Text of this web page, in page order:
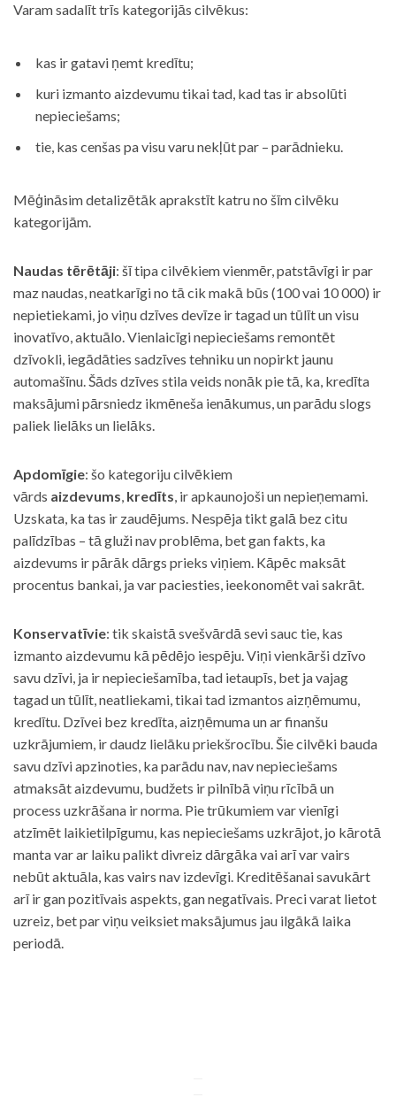
Varam sadalīt trīs kategorijās cilvēkus:
kas ir gatavi ņemt kredītu;
kuri izmanto aizdevumu tikai tad, kad tas ir absolūti
nepieciešams;
tie, kas cenšas pa visu varu nekļūt par – parādnieku.
Mēģināsim detalizētāk aprakstīt katru no šīm cilvēku
kategorijām.
Naudas tērētāji: šī tipa cilvēkiem vienmēr, patstāvīgi ir par
maz naudas, neatkarīgi no tā cik makā būs (100 vai 10 000) ir
nepietiekami, jo viņu dzīves devīze ir tagad un tūlīt un visu
inovatīvo, aktuālo. Vienlaicīgi nepieciešams remontēt
dzīvokli, iegādāties sadzīves tehniku un nopirkt jaunu
automašīnu. Šāds dzīves stila veids nonāk pie tā, ka, kredīta
maksājumi pārsniedz ikmēneša ienākumus, un parādu slogs
paliek lielāks un lielāks.
Apdomīgie: šo kategoriju cilvēkiem
vārds aizdevums, kredīts, ir apkaunojoši un nepieņemami.
Uzskata, ka tas ir zaudējums. Nespēja tikt galā bez citu
palīdzības – tā gluži nav problēma, bet gan fakts, ka
aizdevums ir pārāk dārgs prieks viņiem. Kāpēc maksāt
procentus bankai, ja var paciesties, ieekonomēt vai sakrāt.
Konservatīvie: tik skaistā svešvārdā sevi sauc tie, kas
izmanto aizdevumu kā pēdējo iespēju. Viņi vienkārši dzīvo
savu dzīvi, ja ir nepieciešamība, tad ietaupīs, bet ja vajag
tagad un tūlīt, neatliekami, tikai tad izmantos aizņēmumu,
kredītu. Dzīvei bez kredīta, aizņēmuma un ar finanšu
uzkrājumiem, ir daudz lielāku priekšrocību. Šie cilvēki bauda
savu dzīvi apzinoties, ka parādu nav, nav nepieciešams
atmaksāt aizdevumu, budžets ir pilnībā viņu rīcībā un
process uzkrāšana ir norma. Pie trūkumiem var vienīgi
atzīmēt laikietilpīgumu, kas nepieciešams uzkrājot, jo kārotā
manta var ar laiku palikt divreiz dārgāka vai arī var vairs
nebūt aktuāla, kas vairs nav izdevīgi. Kreditēšanai savukārt
arī ir gan pozitīvais aspekts, gan negatīvais. Preci varat lietot
uzreiz, bet par viņu veiksiet maksājumus jau ilgākā laika
periodā.